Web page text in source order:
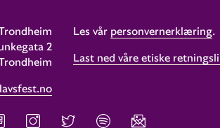
2
Les vår personvernerklæring.
Last ned våre etiske